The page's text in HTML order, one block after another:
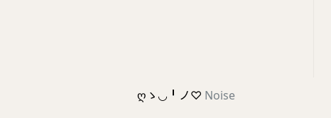
ღゝ◡╹ノ♡ Noise